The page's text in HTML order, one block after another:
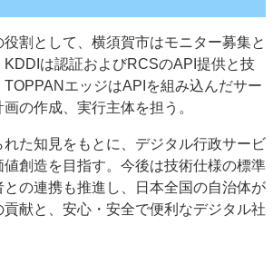
割として、横須賀市はモニター募集と
KDDIは認証およびRCSのAPI提供と技
エッジはAPIを組み込んだサー
の作成、実行主体を担う。
た知見をもとに、デジタル行政サービ
値創造を目指す。今後は技術仕様の標準
の連携も推進し、日本全国の自治体が
献と、安心・安全で便利なデジタル社